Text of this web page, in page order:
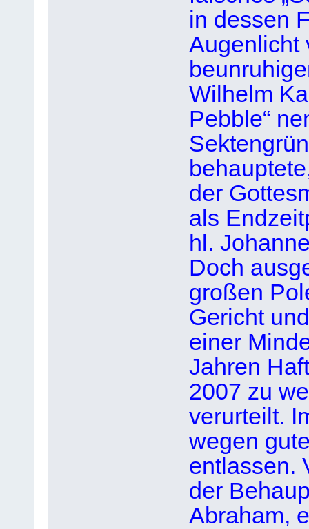
in dessen
Augenlicht
Wilhelm
Pebble“
der
als
hl.
Doch
großen
Gericht
einer
Jahren
2007 zu
verurteilt.
wegen
entlassen.
der
Abraham,